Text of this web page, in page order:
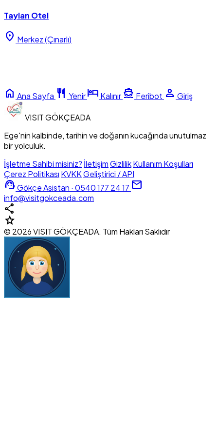
Taylan Otel
location_on Merkez (Çınarlı)
home Ana Sayfa restaurant Yenirhotel Kalınır directions_boat Feribot person Giriş
VISITGÖKÇEADA
Ege'nin kalbinde, tarihin ve doğanın kucağında unutulmaz
bir yolculuk.
İşletme Sahibi misiniz? İletişimGizlilikKullanım Koşulları
Çerez Politikası KVKKGeliştirici / API
support_agent Gökçe Asistan · 0540 177 24 17 mail
info@visitgokceada.com
share
star
© 2026 VISIT GÖKÇEADA. Tüm Hakları Saklıdır